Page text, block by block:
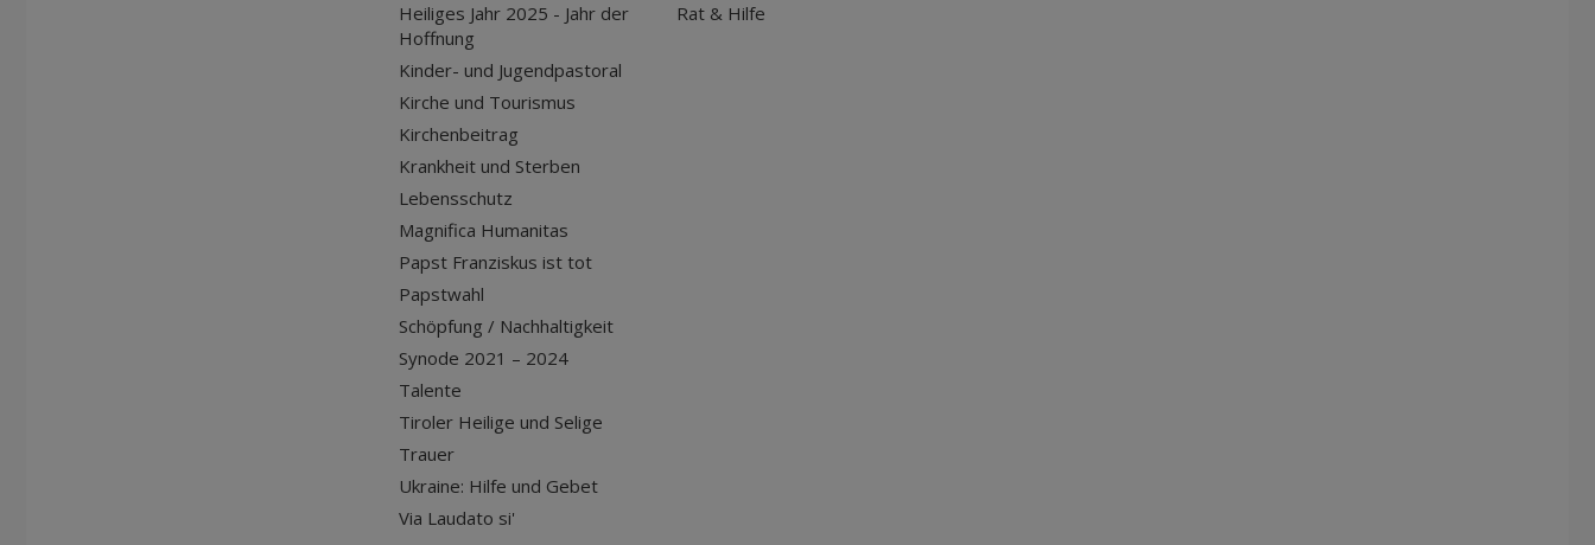
Heiliges Jahr 2025 - Jahr der
Hoffnung
Kinder- und Jugendpastoral
Kirche und Tourismus
Kirchenbeitrag
Krankheit und Sterben
Lebensschutz
Magnifica Humanitas
Papst Franziskus ist tot
Papstwahl
Schöpfung / Nachhaltigkeit
Synode 2021 – 2024
Talente
Tiroler Heilige und Selige
Trauer
Ukraine: Hilfe und Gebet
Via Laudato si'
Rat & Hilfe